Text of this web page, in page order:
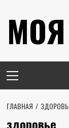
содержимому
меню
ГЛАВНАЯ
здоровье